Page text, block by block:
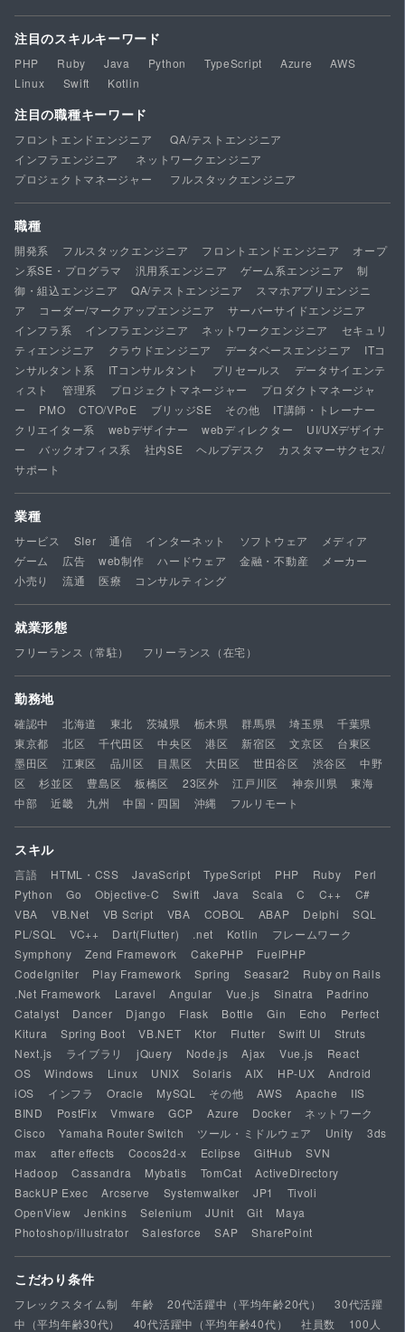
注目のスキルキーワード
PHP Ruby Java Python TypeScript Azure
AWS
Linux
Swift Kotlin
注目の職種キーワード
フロントエンドエンジニア
QA/テストエンジニア
インフラエンジニア
ネットワークエンジニア
プロジェクトマネージャー
フルスタックエンジニア
職種
開発系 フルスタックエンジニア フロントエンドエンジニア
オープ
ン系SE・プログラマ
汎用系エンジニア ゲーム系エンジニア
制
御・組込エンジニア
QA/テストエンジニア
スマホアプリエンジニ
ア
コーダー/マークアップエンジニア
サーバーサイドエンジニア
インフラ系
インフラエンジニア ネットワークエンジニア
セキュリ
ティエンジニア
クラウドエンジニア データベースエンジニア
ITコ
ンサルタント系
ITコンサルタント プリセールス
データサイエンテ
ィスト
管理系 プロジェクトマネージャー
プロダクトマネージャ
ー
PMO CTO/VPoE ブリッジSE その他
IT講師・トレーナー
クリエイター系
webデザイナー webディレクター
UI/UXデザイナ
ー
バックオフィス系 社内SE ヘルプデスク
カスタマーサクセス/
サポート
業種
サービス SIer 通信 インターネット ソフトウェア
メディア
ゲーム
広告 web制作 ハードウェア 金融・不動産
メーカー
小売り
流通 医療 コンサルティング
就業形態
フリーランス（常駐） フリーランス（在宅）
勤務地
確認中 北海道 東北 茨城県 栃木県 群馬県 埼玉県
千葉県
東京都
北区 千代田区 中央区 港区 新宿区 文京区
台東区
墨田区
江東区 品川区 目黒区 大田区 世田谷区 渋谷区
中野
区
杉並区 豊島区 板橋区 23区外 江戸川区 神奈川県
東海
中部
近畿 九州 中国・四国 沖縄 フルリモート
スキル
言語 HTML・CSS JavaScript TypeScript PHP Ruby
Perl
Python
Go Objective-C Swift Java Scala C C++
C#
VBA
VB.Net VB Script VBA COBOL ABAP Delphi
SQL
PL/SQL
VC++ Dart(Flutter) .net Kotlin
フレームワーク
Symphony
Zend Framework CakePHP
FuelPHP
CodeIgniter
Play Framework Spring Seasar2
Ruby on Rails
.Net Framework
Laravel Angular Vue.js Sinatra
Padrino
Catalyst
Dancer Django Flask Bottle Gin Echo
Perfect
Kitura
Spring Boot VB.NET Ktor Flutter Swift UI
Struts
Next.js
ライブラリ jQuery Node.js Ajax Vue.js
React
OS
Windows Linux UNIX Solaris AIX HP-UX
Android
iOS
インフラ Oracle MySQL その他 AWS Apache
IIS
BIND
PostFix Vmware GCP Azure Docker
ネットワーク
Cisco
Yamaha Router Switch ツール・ミドルウェア Unity
3ds
max
after effects Cocos2d-x Eclipse GitHub
SVN
Hadoop
Cassandra Mybatis TomCat
ActiveDirectory
BackUP Exec
Arcserve Systemwalker JP1
Tivoli
OpenView
Jenkins Selenium JUnit Git
Maya
Photoshop/illustrator
Salesforce SAP SharePoint
こだわり条件
フレックスタイム制 年齢 20代活躍中（平均年齢20代）
30代活躍
中（平均年齢30代）
40代活躍中（平均年齢40代） 社員数 100人